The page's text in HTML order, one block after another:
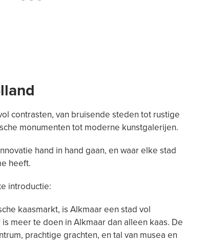
contrasten, van bruisende steden tot rustige
monumenten tot moderne kunstgalerijen.
hand in hand gaan, en waar elke stad
heeft.
introductie:
kaasmarkt, is Alkmaar een stad vol
meer te doen in Alkmaar dan alleen kaas. De
prachtige grachten, en tal van musea en